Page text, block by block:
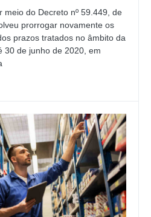
meio do Decreto nº 59.449, de
prorrogar novamente os
prazos tratados no âmbito da
30 de junho de 2020, em